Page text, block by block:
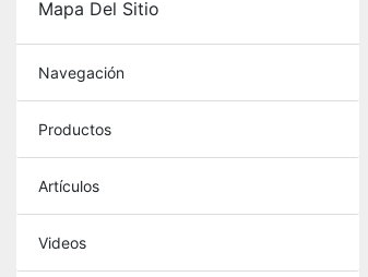
Mapa Del Sitio
Navegación
Productos
Artículos
Videos